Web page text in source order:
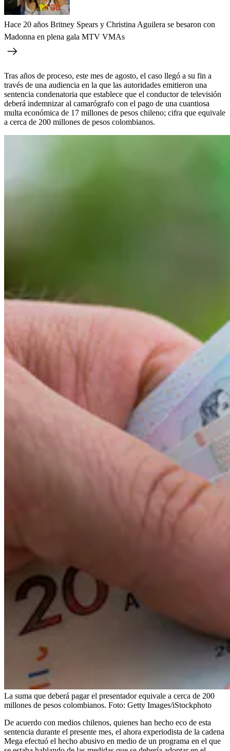
Hace 20 años Britney Spears y Christina Aguilera se besaron con
Madonna en plena gala MTV VMAs
Tras años de proceso, este mes de agosto, el caso llegó a su fin a
través de una audiencia en la que las autoridades emitieron una
sentencia condenatoria que establece que el conductor de televisión
deberá indemnizar al camarógrafo con el pago de una cuantiosa
multa económica de 17 millones de pesos chileno; cifra que equivale
a cerca de 200 millones de pesos colombianos.
La suma que deberá pagar el presentador equivale a cerca de 200
millones de pesos colombianos. Foto: Getty Images/iStockphoto
De acuerdo con medios chilenos, quienes han hecho eco de esta
sentencia durante el presente mes, el ahora experiodista de la cadena
Mega efectuó el hecho abusivo en medio de un programa en el que